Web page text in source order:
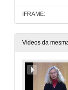
IFRAME:
Vídeos da